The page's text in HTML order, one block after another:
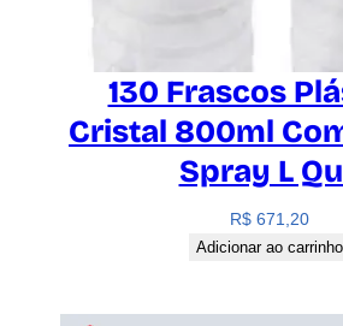
130 Frascos
Cristal 800ml
Spray L
R$ 671,20
Adicionar ao carrinho